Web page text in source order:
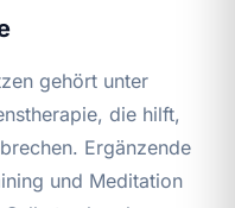
gehört unter
die hilft,
Ergänzende
und Meditation